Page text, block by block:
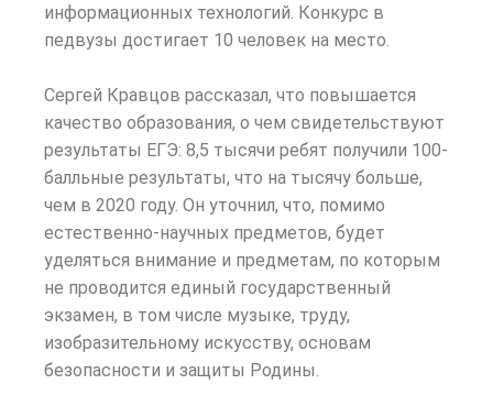
информационных технологий. Конкурс в
педвузы достигает 10 человек на место.
Сергей Кравцов рассказал, что повышается
качество образования, о чем свидетельствуют
результаты ЕГЭ: 8,5 тысячи ребят получили 100-
балльные результаты, что на тысячу больше,
чем в 2020 году. Он уточнил, что, помимо
естественно-научных предметов, будет
уделяться внимание и предметам, по которым
не проводится единый государственный
экзамен, в том числе музыке, труду,
изобразительному искусству, основам
безопасности и защиты Родины.